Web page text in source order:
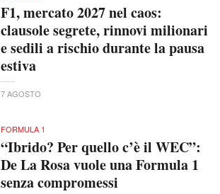
F1, mercato 2027 nel caos:
clausole segrete, rinnovi milionari
e sedili a rischio durante la pausa
estiva
7 AGOSTO
FORMULA 1
“Ibrido? Per quello c’è il WEC”:
De La Rosa vuole una Formula 1
senza compromessi